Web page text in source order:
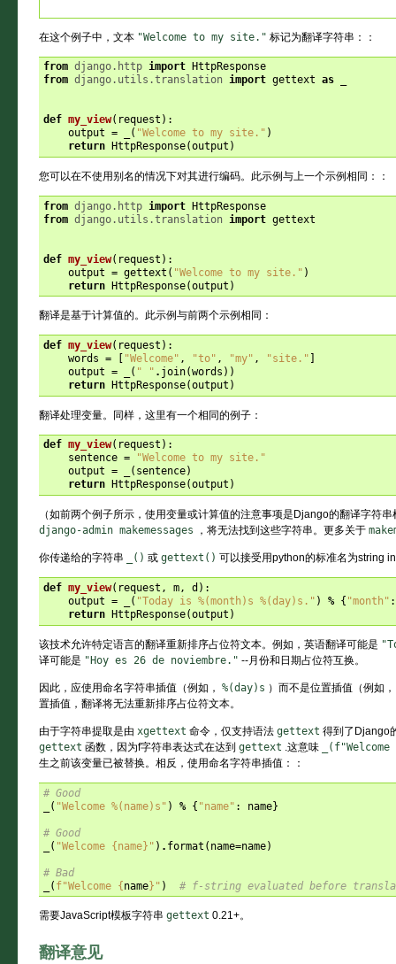
在这个例子中，文本 "Welcome to my site." 标记为翻译字符串：：
from django.http import
HttpResponse
from django.utils.translation import gettext as
def my_view( request ):
output = ( "Welcome to my site." )
return
HttpResponse(output )
您可以在不使用别名的情况下对其进行编码。此示例与上一个示例相同：：
from django.http import HttpResponse
from django.utils.translation import gettext
def my_view( request ):
output = gettext ( "Welcome to my site." )
return HttpResponse(output )
翻译是基于计算值的。此示例与前两个示例相同：
def my_view( request ):
words = "Welcome" , "to" , "my" , "site."
output = ( " " . join(words ))
return
HttpResponse(output )
翻译处理变量。同样，这里有一个相同的例子：
def my_view( request ):
sentence =
"Welcome to my site."
output = ( sentence)
return
HttpResponse(output )
（如前两个例子所示，使用变量或计算值的注意事项是Django的翻译字符
django-admin makemessages ，将无法找到这些字符串。更多关于
你传递给的字符串 _() 或 gettext() 可以接受用python的标准名为string
def my_view( request , m, d ):
output = ( "Today is %(month)s %(day)s ." ) % { "month" :
return
HttpResponse(output )
该技术允许特定语言的翻译重新排序占位符文本。例如，英语翻译可能是
译可能是 "Hoy es 26 de noviembre." --月份和日期占位符互换。
因此，应使用命名字符串插值（例如， %(day)s ）而不是位置插值（例如
置插值，翻译将无法重新排序占位符文本。
由于字符串提取是由 xgettext 命令，仅支持语法 gettext 得到了Django
gettext 函数，因为f字符串表达式在达到 gettext .这意味
_(f"Welcome
生之前该变量已被替换。相反，使用命名字符串插值：：
# Good
( "Welcome %(name)s " ) % { "name" : name}
# Good
( "Welcome {name} " ) . format ( name=name)
# Bad
( f"Welcome {name} " ) # f-string evaluated before
需要JavaScript模板字符串 gettext 0.21+。
翻译意见